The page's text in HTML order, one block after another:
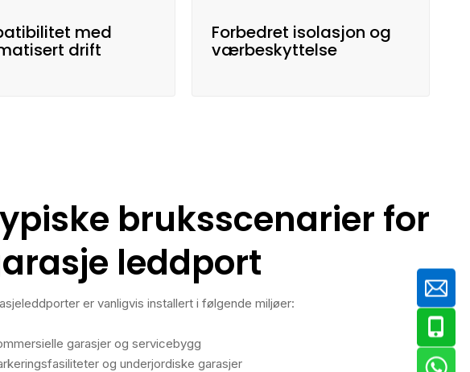
med
drift
Forbedret isolasjon og
værbeskyttelse
bruksscenarier for
leddport
er vanligvis installert i følgende miljøer:
garasjer og servicebygg
og underjordiske garasjer